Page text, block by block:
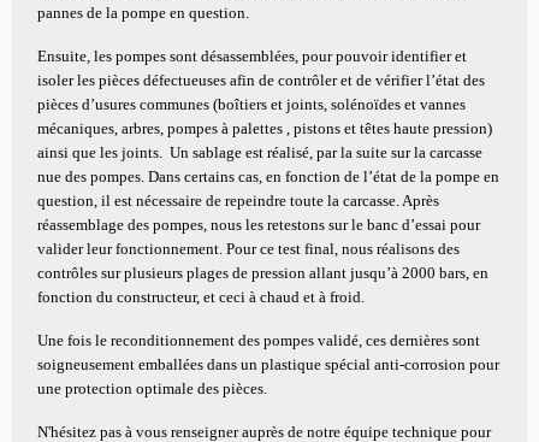
pannes de la pompe en question.
Ensuite, les pompes sont désassemblées, pour pouvoir identifier et
isoler les pièces défectueuses afin de contrôler et de vérifier l’état des
pièces d’usures communes (boîtiers et joints, solénoïdes et vannes
mécaniques, arbres, pompes à palettes , pistons et têtes haute pression)
ainsi que les joints. Un sablage est réalisé, par la suite sur la carcasse
nue des pompes. Dans certains cas, en fonction de l’état de la pompe en
question, il est nécessaire de repeindre toute la carcasse. Après
réassemblage des pompes, nous les retestons sur le banc d’essai pour
valider leur fonctionnement. Pour ce test final, nous réalisons des
contrôles sur plusieurs plages de pression allant jusqu’à 2000 bars, en
fonction du constructeur, et ceci à chaud et à froid.
Une fois le reconditionnement des pompes validé, ces dernières sont
soigneusement emballées dans un plastique spécial anti-corrosion pour
une protection optimale des pièces.
N'hésitez pas à vous renseigner auprès de notre équipe technique pour